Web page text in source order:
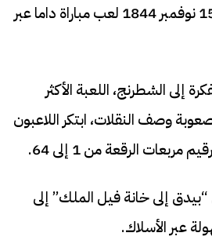
في مذكراته أنه اقترح في 15 نوفمبر 1844 لعب مباراة داما عبر
إلى الشطرنج، اللعبة الأكثر
وصف النقلات، ابتكر اللاعبون
الرقعة من 1 إلى 64.
إلى خانة فيل الملك” إلى
عبر الأسلاك.